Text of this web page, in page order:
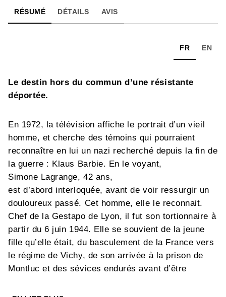
RÉSUMÉ DÉTAILS AVIS
FR EN
Le destin hors du commun d’une résistante
déportée.
En 1972, la télévision affiche le portrait d’un vieil
homme, et cherche des témoins qui pourraient
reconnaître en lui un nazi recherché depuis la fin de
la guerre : Klaus Barbie. En le voyant,
Simone Lagrange, 42 ans,
est d’abord interloquée, avant de voir ressurgir un
douloureux passé. Cet homme, elle le reconnait.
Chef de la Gestapo de Lyon, il fut son tortionnaire à
partir du 6 juin 1944. Elle se souvient de la jeune
fille qu’elle était, du basculement de la France vers
le régime de Vichy, de son arrivée à la prison de
Montluc et des sévices endurés avant d’être
d'Auschwitz… Le terrible mécanisme de